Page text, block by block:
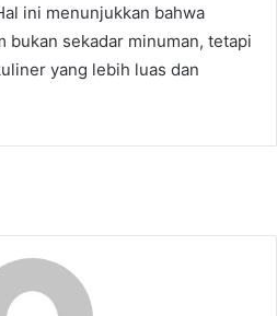
ini menunjukkan bahwa
bukan sekadar minuman, tetapi
yang lebih luas dan